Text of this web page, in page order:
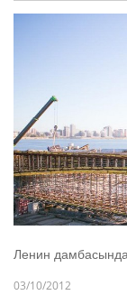
Ленин
03/10/2012